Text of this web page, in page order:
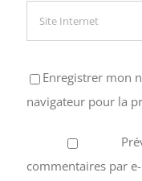
Enregistrer mon
navigateur pour la
commentaires par